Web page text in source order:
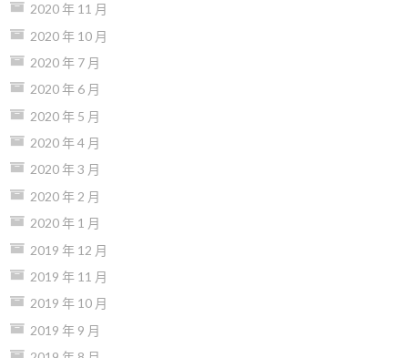
2020 年 11 月
2020 年 10 月
2020 年 7 月
2020 年 6 月
2020 年 5 月
2020 年 4 月
2020 年 3 月
2020 年 2 月
2020 年 1 月
2019 年 12 月
2019 年 11 月
2019 年 10 月
2019 年 9 月